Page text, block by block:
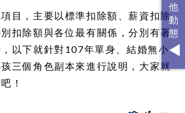
目，主要以標準扣除額、薪資扣除
扣除額與各位最有關係，分別有著
以下就針對107年單身、結婚無小
三個角色副本來進行說明，大家就
！